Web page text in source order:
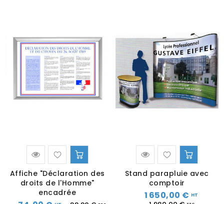
Affiche "Déclaration des
droits de l'Homme"
encadrée
Stand parapluie avec
comptoir
1 650,00 €